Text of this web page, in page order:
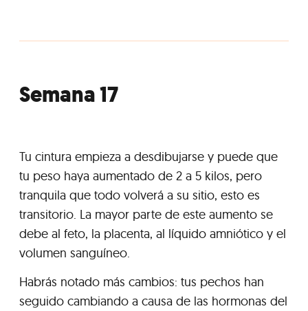
Semana 17
Tu cintura empieza a desdibujarse y puede que
tu peso haya aumentado de 2 a 5 kilos, pero
tranquila que todo volverá a su sitio, esto es
transitorio. La mayor parte de este aumento se
debe al feto, la placenta, al líquido amniótico y el
volumen sanguíneo.
Habrás notado más cambios: tus pechos han
seguido cambiando a causa de las hormonas del